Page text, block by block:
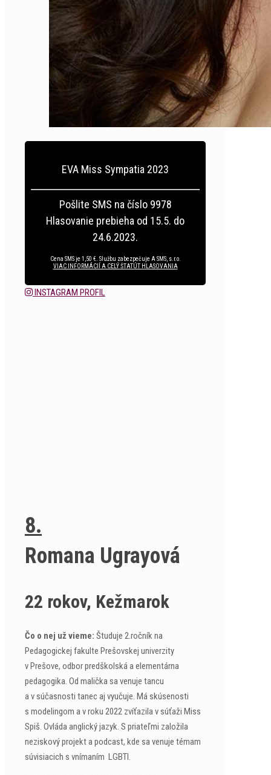
EVA Miss Sympatia 2023
Pošlite SMS na číslo 9978
Hlasovanie prebieha od 15.5. do
24.6.2023.
Cena SMS je 1,50 €. Službu zabezpečuje A SMS, s.r.o.
VIAC INFORMÁCIÍ A CELÝ ŠTATÚT HLASOVANIA
INSTAGRAM PROFIL
8.
Romana Ugrayová
22 rokov, Kežmarok
Čo o nej už vieme: Študuje 2.ročník na
Pedagogickej fakulte Prešovskej univerzity
v Prešove, odbor predškolská a elementárna
pedagogika. Od malička sa venuje tancu
a v súčasnosti tanec aj vyučuje. Má skúsenosti
s modelingom a v roku 2022 zvíťazila v súťaži Miss
Spiš. Ovláda anglický jazyk. S priateľmi založila
neziskový projekt a podcast, kde sa venuje témam
súvisiacich s vnímaním LGBTI.